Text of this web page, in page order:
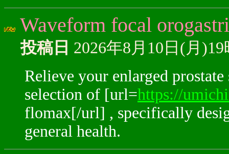
Waveform focal
投稿日 2026年8月10日(月
Relieve your enlarged
selection of [url=https://
flomax[/url] , specifically
general health.